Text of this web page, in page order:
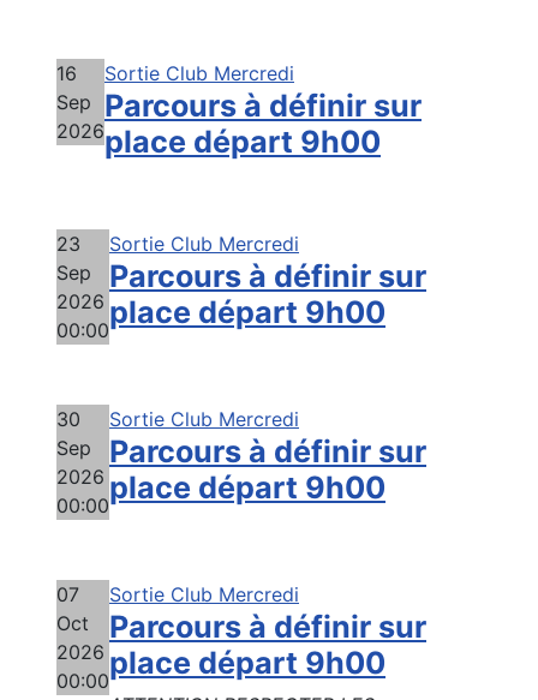
16
Sep
2026
Sortie Club Mercredi
Parcours à définir sur
place départ 9h00
23
Sep
2026
00:00
Sortie Club Mercredi
Parcours à définir sur
place départ 9h00
30
Sep
2026
00:00
Sortie Club Mercredi
Parcours à définir sur
place départ 9h00
07
Oct
2026
00:00
Sortie Club Mercredi
Parcours à définir sur
place départ 9h00